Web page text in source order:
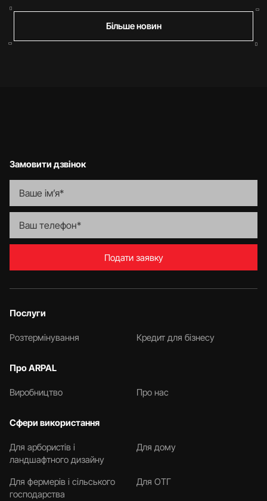
Більше новин
Замовити дзвінок
Подати заявку
Послуги
Розтермінування Кредит для бізнесу
Про ARPAL
Виробництво Про нас
Сфери використання
Для арбористів і
ландшафтного дизайну
Для дому
Для фермерів і сільського
господарства
Для ОТГ